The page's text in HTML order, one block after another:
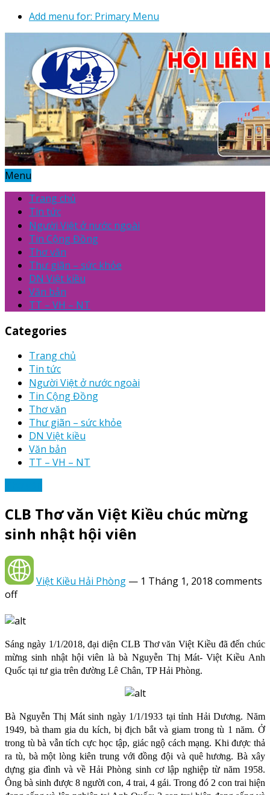
Add menu for: Primary Menu
Menu
Trang chủ
Tin tức
Người Việt ở nước ngoài
Tin Cộng Đồng
Thơ văn
Thư giãn – sức khỏe
DN Việt kiều
Văn bản
TT – VH – NT
Categories
Trang chủ
Tin tức
Người Việt ở nước ngoài
Tin Cộng Đồng
Thơ văn
Thư giãn – sức khỏe
DN Việt kiều
Văn bản
TT – VH – NT
CLB Thơ văn Việt Kiều chúc mừng
sinh nhật hội viên
Việt Kiều Hải Phòng — 1 Tháng 1, 2018 comments
off
Sáng ngày 1/1/2018, đại diện CLB Thơ văn Việt Kiều đã đến chúc
mừng sinh nhật hội viên là bà Nguyễn Thị Mát- Việt Kiều Anh
Quốc tại tư gia trên đường Lê Chân, TP Hải Phòng.
Bà Nguyễn Thị Mát sinh ngày 1/1/1933 tại tỉnh Hải Dương. Năm
1949, bà tham gia du kích, bị địch bắt và giam trong tù 1 năm. Ở
trong tù bà vẫn tích cực học tập, giác ngộ cách mạng. Khi được thả
ra tù, bà một lòng kiên trung với đồng đội và quê hương. Bà xây
dựng gia đình và về Hải Phòng sinh cơ lập nghiệp từ năm 1958.
Ông bà sinh được 8 người con, 4 trai, 4 gái. Trong đó 2 con trai hiện